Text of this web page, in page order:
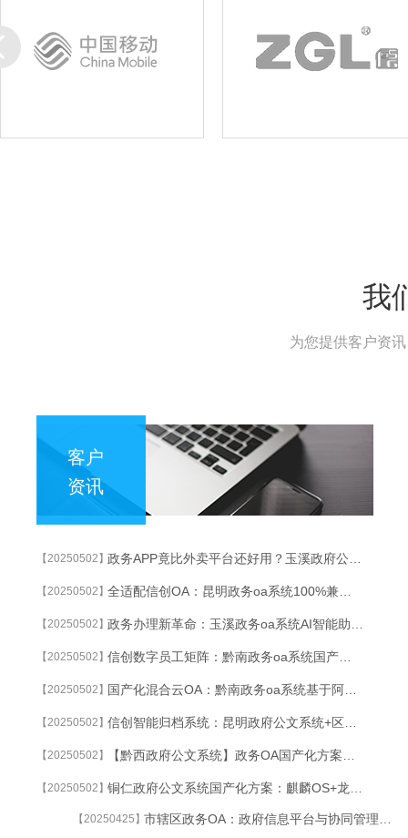
我
为您提供客户资
客户
资讯
【20250502】 政务APP竟比外卖平台还好用？玉溪政府公文系统解锁政府服务新姿势
【20250502】 全适配信创OA：昆明政务oa系统100%兼容统信/麒麟/中科方德等操作系统
【20250502】
【20250502】 信创数字员工矩阵：黔南政务oa系统国产化AI代理自动值守政务热线
【20250502】 国产化混合云OA：黔南政务oa系统基于阿里云政务专有云构建信创办公生态
【20250502】 信创智能归档系统：昆明政府公文系统+区块链实现涉密档案永久溯源
【20250502】
【20250502】
【20250425】